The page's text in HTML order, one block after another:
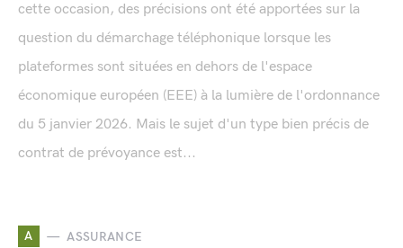
cette occasion, des précisions ont été apportées sur la
question du démarchage téléphonique lorsque les
plateformes sont situées en dehors de l'espace
économique européen (EEE) à la lumière de l'ordonnance
du 5 janvier 2026. Mais le sujet d'un type bien précis de
contrat de prévoyance est...
A ASSURANCE